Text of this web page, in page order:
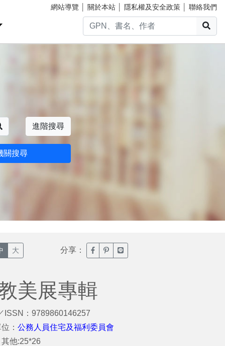
網站導覽 關於本站 隱私權及安全政策 聯絡我們
進階搜尋
關搜尋
大 分享： 臉書分享(另開新視窗)
噗浪分享(另開新視窗)
Line分享(另開新視窗)
美展專輯
ISSN：9789860146257
位：公務人員住宅及福利委員會
其他:25*26